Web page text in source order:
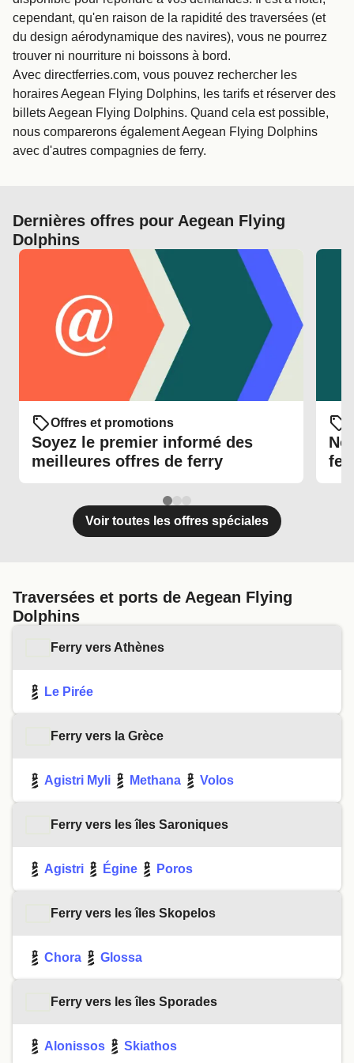
cependant, qu'en raison de la rapidité des traversées (et
du design aérodynamique des navires), vous ne pourrez
trouver ni nourriture ni boissons à bord.
Avec directferries.com, vous pouvez rechercher les
horaires Aegean Flying Dolphins, les tarifs et réserver des
billets Aegean Flying Dolphins. Quand cela est possible,
nous comparerons également Aegean Flying Dolphins
avec d'autres compagnies de ferry.
Dernières offres pour Aegean Flying
Dolphins
Offres et promotions
Soyez le premier informé des
meilleures offres de ferry
Voir toutes les offres spéciales
Traversées et ports de Aegean Flying
Dolphins
Ferry vers Athènes
Le Pirée
Ferry vers la Grèce
Agistri Myli Methana Volos
Ferry vers les îles Saroniques
Agistri Égine Poros
Ferry vers les îles Skopelos
Chora Glossa
Ferry vers les îles Sporades
Alonissos Skiathos